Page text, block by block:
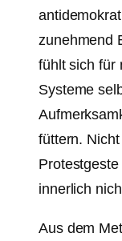
zunehmend
fühlt sich für
Systeme
füttern.
innerlich
Aus dem